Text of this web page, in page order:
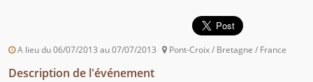
A lieu du 06/07/2013 au 07/07/2013 Pont-Croix / Bretagne / France
Description de l'événement